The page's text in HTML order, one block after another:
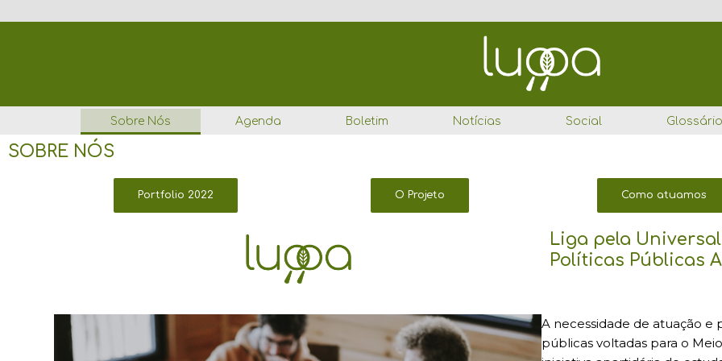
Sobre Nós Agenda Boletim Notícias Social Glossário
SOBRE NÓS
Portfolio 2022 O Projeto Como atuamos
Liga pela
Políticas Públicas
A necessidade de atuação e
públicas voltadas para o